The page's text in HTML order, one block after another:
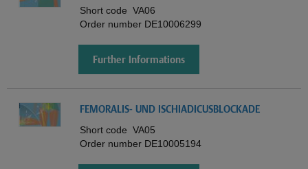
Short code VA06
Order number DE10006299
Further Informations
FEMORALIS- UND ISCHIADICUSBLOCKADE
Short code VA05
Order number DE10005194